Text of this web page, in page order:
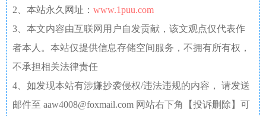
2、本站永久网址： www.1puu.com
3、本文内容由互联网用户自发贡献，该文观点仅代表作
者本人。本站仅提供信息存储空间服务，不拥有所有权，
不承担相关法律责任
4、如发现本站有涉嫌抄袭侵权/违法违规的内容， 请发送
邮件至 aaw4008@foxmail.com 网站右下角【投诉删除】可